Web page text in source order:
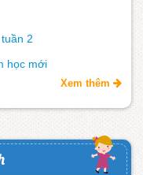
2
học mới
Xem thêm